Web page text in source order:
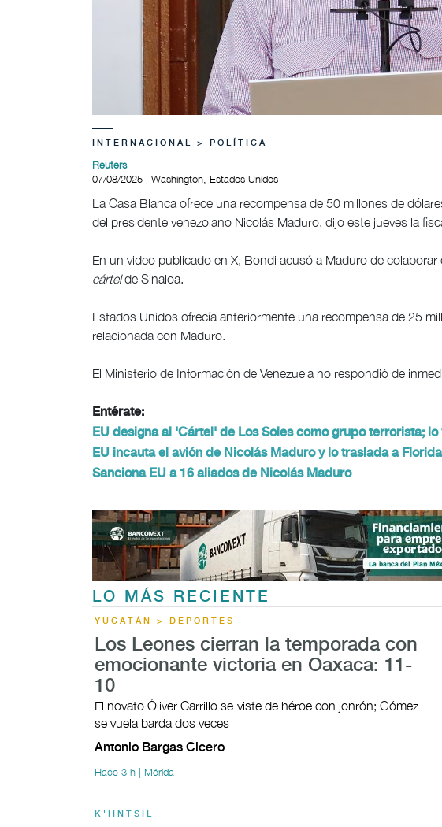
INTERNACIONAL > POLÍTICA
Reuters
07/08/2025 | Washington, Estados Unidos
La Casa Blanca ofrece una recompensa de 50 millones de
del presidente venezolano Nicolás Maduro, dijo este jueves la
En un video publicado en X, Bondi acusó a Maduro de
cártelde Sinaloa.
Estados Unidos ofrecía anteriormente una recompensa de 25
relacionada con Maduro.
El Ministerio de Información de Venezuela no respondió de
Entérate:
EU designa al 'Cártel' de Los Soles como grupo terrorista;
EU incauta el avión de Nicolás Maduro y lo traslada a Florida
Sanciona EU a 16 aliados de Nicolás Maduro
LO MÁS RECIENTE
YUCATÁN > DEPORTES
Los Leones cierran la temporada con
emocionante victoria en Oaxaca: 11-
10
El novato Óliver Carrillo se viste de héroe con jonrón; Gómez
se vuela barda dos veces
Antonio Bargas Cicero
Hace 3 h | Mérida
K'IINTSIL